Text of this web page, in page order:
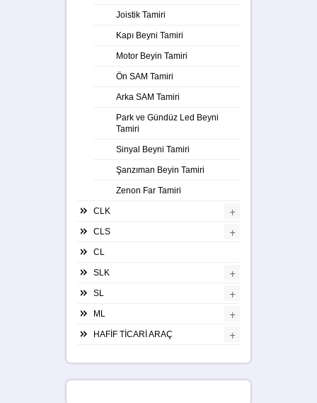
Joistik Tamiri
Kapı Beyni Tamiri
Motor Beyin Tamiri
Ön SAM Tamiri
Arka SAM Tamiri
Park ve Gündüz Led Beyni
Tamiri
Sinyal Beyni Tamiri
Şanzıman Beyin Tamiri
Zenon Far Tamiri
CLK +
CLS +
CL
SLK +
SL +
ML +
HAFİF TİCARİ ARAÇ +